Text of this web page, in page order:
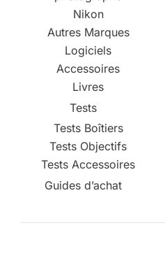
Nikon
Autres Marques
Logiciels
Accessoires
Livres
Tests
Tests Boîtiers
Tests Objectifs
Tests Accessoires
Guides d’achat